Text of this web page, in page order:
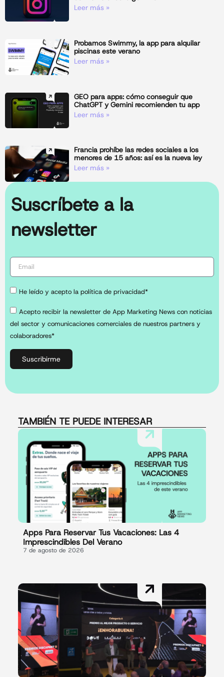
Leer más »
Probamos Swimmy, la app para alquilar
piscinas este verano
Leer más »
GEO para apps: cómo conseguir que
ChatGPT y Gemini recomienden tu app
Leer más »
Francia prohíbe las redes sociales a los
menores de 15 años: así es la nueva ley
Leer más »
Suscríbete a la
newsletter
He leído y acepto la política de privacidad*
Acepto recibir la newsletter de App Marketing News con noticias
del sector y comunicaciones comerciales de nuestros partners y
colaboradores*
Suscribirme
TAMBIÉN TE PUEDE INTERESAR
Apps Para Reservar Tus Vacaciones: Las 4
Imprescindibles Del Verano
7 de agosto de 2026